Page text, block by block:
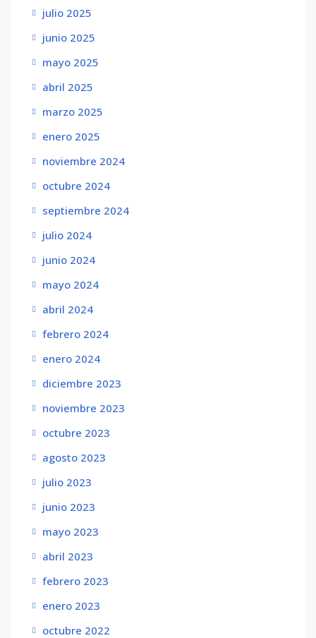
julio 2025
junio 2025
mayo 2025
abril 2025
marzo 2025
enero 2025
noviembre 2024
octubre 2024
septiembre 2024
julio 2024
junio 2024
mayo 2024
abril 2024
febrero 2024
enero 2024
diciembre 2023
noviembre 2023
octubre 2023
agosto 2023
julio 2023
junio 2023
mayo 2023
abril 2023
febrero 2023
enero 2023
octubre 2022